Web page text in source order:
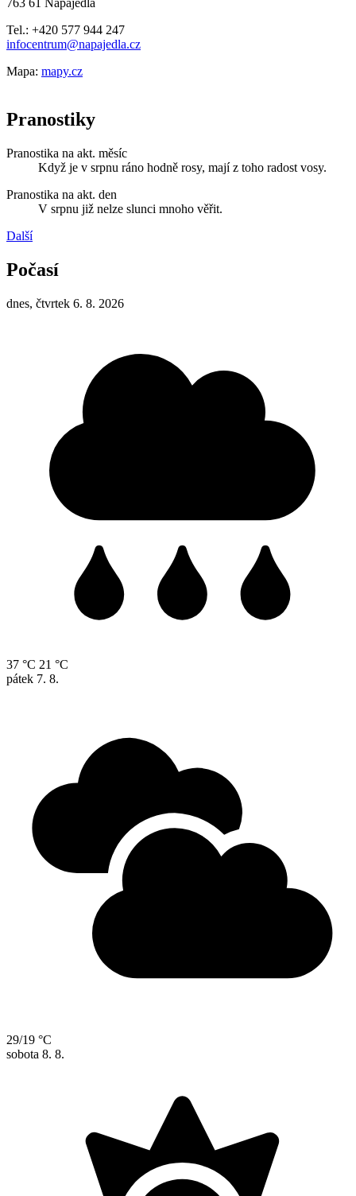
763 61 Napajedla
Tel.: +420 577 944 247
infocentrum@napajedla.cz
Mapa: mapy.cz
Pranostiky
Pranostika na akt. měsíc
Když je v srpnu ráno hodně rosy, mají z toho radost vosy.
Pranostika na akt. den
V srpnu již nelze slunci mnoho věřit.
Další
Počasí
dnes, čtvrtek 6. 8. 2026
37 °C 21 °C
pátek 7. 8.
29/19 °C
sobota 8. 8.